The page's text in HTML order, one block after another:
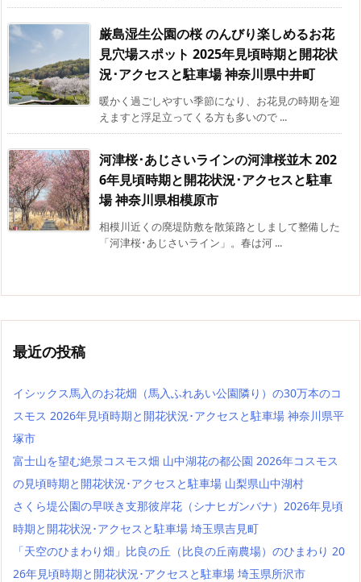
厳島湿生公園の桜 のんびり楽しめるお花
見穴場スポット 2025年見頃時期と開花状
況･アクセスと駐車場 神奈川県中井町
暖かく過ごしやすい季節になり、お花見の時期を迎
えますと浮足立ってくる方も多いので ...
河津桜･あじさいラインの河津桜並木 202
6年見頃時期と開花状況･アクセスと駐車
場 神奈川県相模原市
相模川近くの廃堤防敷を散策路としまして整備した
「河津桜･あじさいライン」。春は河 ...
最近の投稿
イシックス馬入のお花畑（馬入ふれあい公園隣り）の30万本のコ
スモス 2026年見頃時期と開花状況･アクセスと駐車場 神奈川県平
塚市
富士山を望む絶景コスモス畑 山中湖花の都公園 2026年コスモス
の見頃時期と開花状況･アクセスと駐車場 山梨県山中湖村
さくら堤公園の早咲き支那彼岸花（シナヒガンバナ）2026年見頃
時期と開花状況･アクセスと駐車場 埼玉県吉見町
「天空のひまわり畑」比良の丘（比良の丘南農場）のひまわり 20
26年見頃時期と開花状況･アクセスと駐車場 埼玉県所沢市